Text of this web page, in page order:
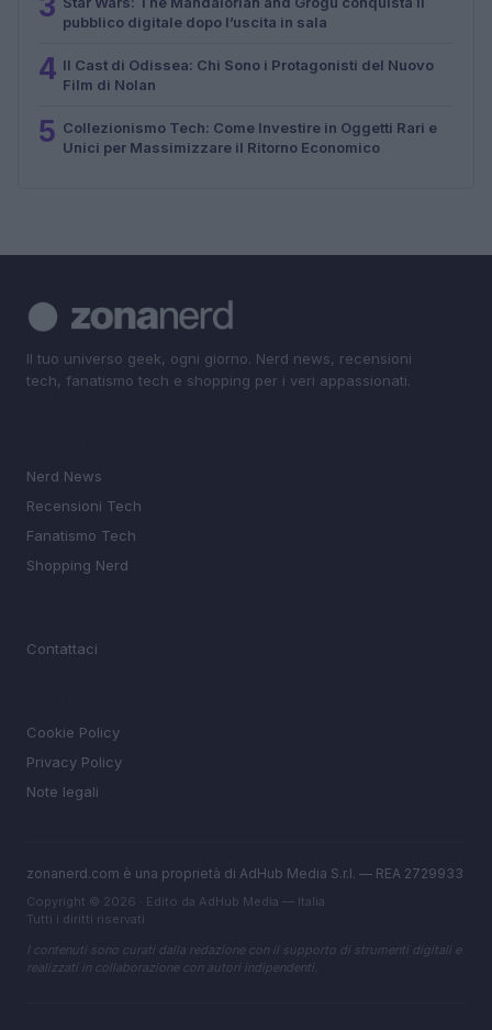
pubblico digitale dopo l’uscita in sala
4 Il Cast di Odissea: Chi Sono i Protagonisti del Nuovo
Film di Nolan
5 Collezionismo Tech: Come Investire in Oggetti Rari e
Unici per Massimizzare il Ritorno Economico
Il tuo universo geek, ogni giorno. Nerd news, recensioni
tech, fanatismo tech e shopping per i veri appassionati.
Nerd News
Recensioni Tech
Fanatismo Tech
Shopping Nerd
Contattaci
Cookie Policy
Privacy Policy
Note legali
zonanerd.com è una proprietà di AdHub Media S.r.l. — REA 2729933
Copyright © 2026 · Edito da AdHub Media — Italia
Tutti i diritti riservati
I contenuti sono curati dalla redazione con il supporto di strumenti digitali e
realizzati in collaborazione con autori indipendenti.